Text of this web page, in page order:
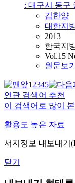
: 대구시 동구
김한양
대한지
2013
한국지
Vol.15
원문보기
12345
연관 검색어 추천
이 검색어로 많이
활용도 높은 자료
서지정보 내보내기
닫기